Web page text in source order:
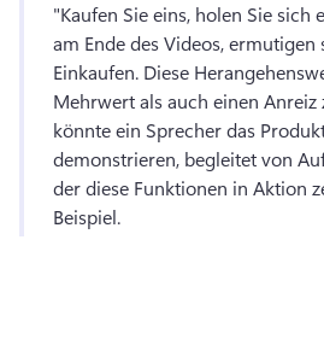
"Kaufen Sie eins, holen Sie sich
am Ende des Videos, ermutigen
Einkaufen. Diese
Mehrwert als auch einen Anreiz
könnte ein Sprecher das
demonstrieren, begleitet von
der diese Funktionen in Aktion
Beispiel.